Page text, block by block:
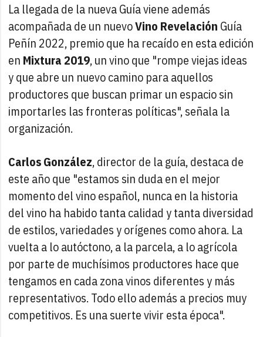
La llegada de la nueva Guía viene además
acompañada de un nuevoVino Revelación Guía
Peñín 2022, premio que ha recaído en esta edición
en Mixtura 2019, un vino que "rompe viejas ideas
y que abre un nuevo camino para aquellos
productores que buscan primar un espacio sin
importarles las fronteras políticas", señala la
organización.
Carlos González, director de la guía, destaca de
este año que "estamos sin duda en el mejor
momento del vino español, nunca en la historia
del vino ha habido tanta calidad y tanta diversidad
de estilos, variedades y orígenes como ahora. La
vuelta a lo autóctono, a la parcela, a lo agrícola
por parte de muchísimos productores hace que
tengamos en cada zona vinos diferentes y más
representativos. Todo ello además a precios muy
competitivos. Es una suerte vivir esta época".